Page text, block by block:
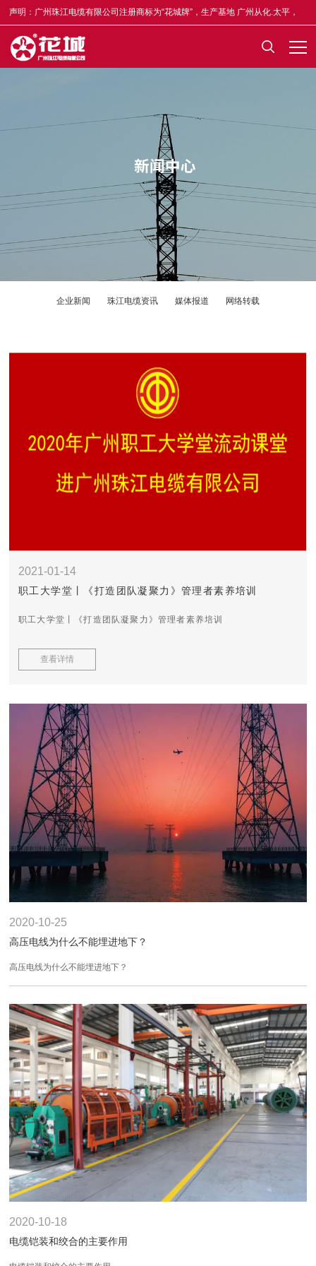
声明：广州珠江电缆有限公司注册商标为“花城牌”，生产基地 广州从化.太平，
合格证均印有“木棉花”标志，凡不符者为假冒，举报奖5-50万元，举报电话
13922335835。
企业新闻 珠江电缆资讯 媒体报道 网络转载
2021-01-14
职工大学堂丨《打造团队凝聚力》管理者素养培训
职工大学堂丨《打造团队凝聚力》管理者素养培训
查看详情
2020-10-25
高压电线为什么不能埋进地下？
高压电线为什么不能埋进地下？
2020-10-18
电缆铠装和绞合的主要作用